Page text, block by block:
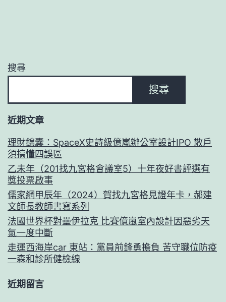
搜尋
搜尋
近期文章
理財錦囊：SpaceX史詩級億嵐辦公室設計IPO 散戶
須搞懂四誤區
乙未年（201找九宮格會議室5）十年夜好書評選有
獎投票啟事
儒家網甲辰年（2024）賀找九宮格見證年卡，郝建
文師長教師書寫系列
法國世界杯對壘伊拉克 比賽億嵐室內設計因惡劣天
氣一度中斷
走運西海岸car 東站：黨員前鋒勇擔負 苦守職位防疫
一森和診所健檢線
近期留言